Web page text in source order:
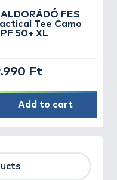
FES
Tee Camo
50+ XL
Ft
Add to cart